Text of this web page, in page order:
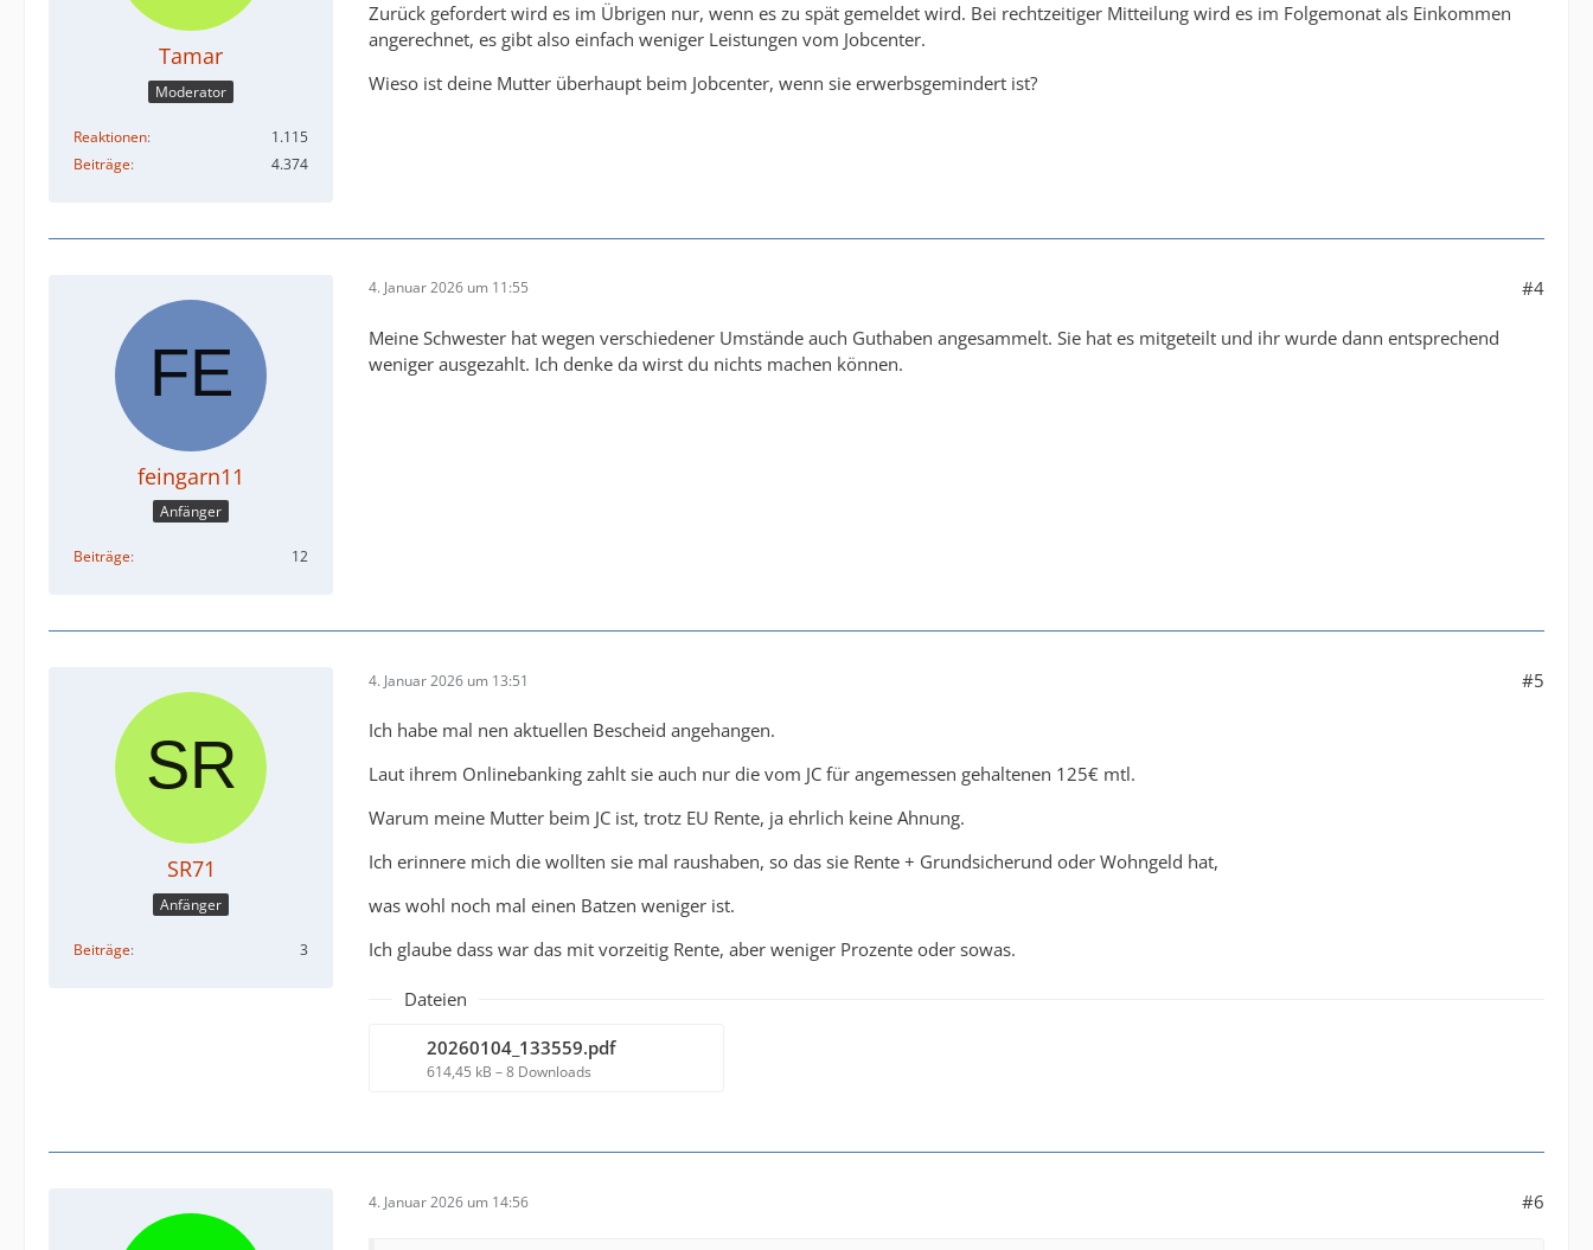
Tamar
Moderator
Reaktionen
1.115
Beiträge
4.374
Zurück gefordert wird es im Übrigen nur, wenn es zu spät gemeldet wird. Bei rechtzeitiger Mitteilung wird es im Folgemonat als Einkommen
angerechnet, es gibt also einfach weniger Leistungen vom Jobcenter.
Wieso ist deine Mutter überhaupt beim Jobcenter, wenn sie erwerbsgemindert ist?
feingarn11
Anfänger
Beiträge 12
4. Januar 2026 um 11:55 #4
Meine Schwester hat wegen verschiedener Umstände auch Guthaben angesammelt. Sie hat es mitgeteilt und ihr wurde dann entsprechend
weniger ausgezahlt. Ich denke da wirst du nichts machen können.
SR71
Anfänger
Beiträge 3
4. Januar 2026 um 13:51 #5
Ich habe mal nen aktuellen Bescheid angehangen.
Laut ihrem Onlinebanking zahlt sie auch nur die vom JC für angemessen gehaltenen 125€ mtl.
Warum meine Mutter beim JC ist, trotz EU Rente, ja ehrlich keine Ahnung.
Ich erinnere mich die wollten sie mal raushaben, so das sie Rente + Grundsicherund oder Wohngeld hat,
was wohl noch mal einen Batzen weniger ist.
Ich glaube dass war das mit vorzeitig Rente, aber weniger Prozente oder sowas.
Dateien
20260104_133559.pdf
614,45 kB – 8 Downloads
4. Januar 2026 um 14:56 #6